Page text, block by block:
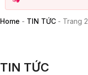
Home - TIN TỨC - Trang 2
TIN TỨC